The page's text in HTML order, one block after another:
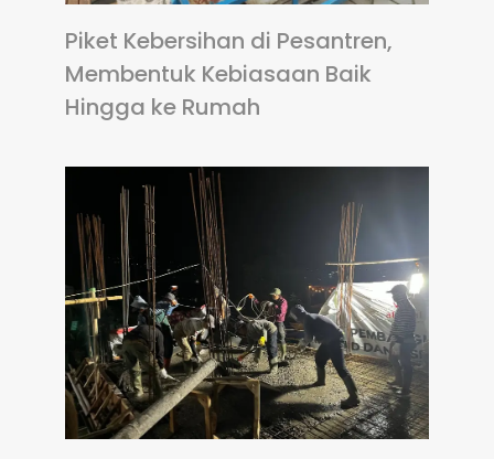
Piket Kebersihan di Pesantren,
Membentuk Kebiasaan Baik
Hingga ke Rumah